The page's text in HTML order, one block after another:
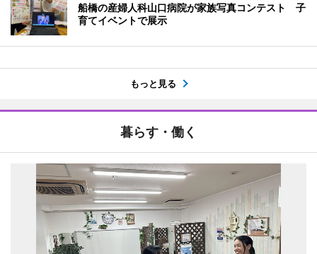
船橋の産婦人科山口病院が家族写真コンテスト 子
育てイベントで展示
もっと見る
暮らす・働く